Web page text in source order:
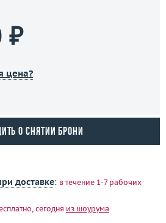
₽
цена?
о снятии брони
доставке: в течение 1-7 рабочих
сегодня из шоурума